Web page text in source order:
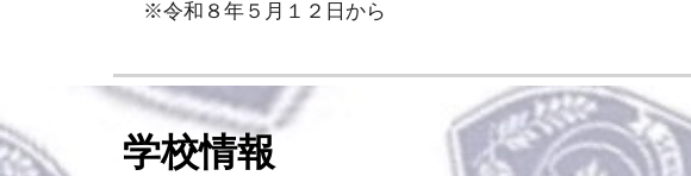
※令和８年５月１２日から
学校情報